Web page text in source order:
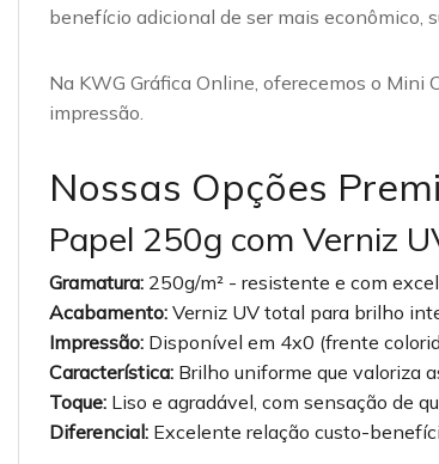
benefício adicional de ser mais econômico,
Na KWG Gráfica Online, oferecemos o
impressão.
Nossas Opções
Papel 250g com Verniz
Gramatura: 250g/m² - resistente e com
Acabamento: Verniz UV total para brilho
Impressão: Disponível em 4x0 (frente
Característica: Brilho uniforme que valoriza
Toque: Liso e agradável, com sensação de
Diferencial: Excelente relação custo-